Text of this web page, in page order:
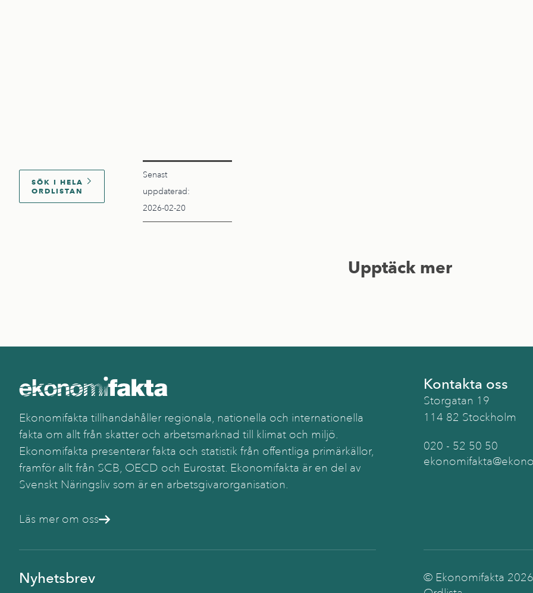
SÖK I HELA
ORDLISTAN
Senast
uppdaterad:
2026-02-20
Upptäck mer
Ekonomifakta tillhandahåller regionala, nationella och internationella
fakta om allt från skatter och arbetsmarknad till klimat och miljö.
Ekonomifakta presenterar fakta och statistik från offentliga primärkällor,
framför allt från SCB, OECD och Eurostat. Ekonomifakta är en del av
Svenskt Näringsliv som är en arbetsgivarorganisation.
Läs mer om oss
Kontakta oss
Storgatan 19
114 82 Stockholm
020 - 52 50 50
Nyhetsbrev © Ekonomifakta 2026